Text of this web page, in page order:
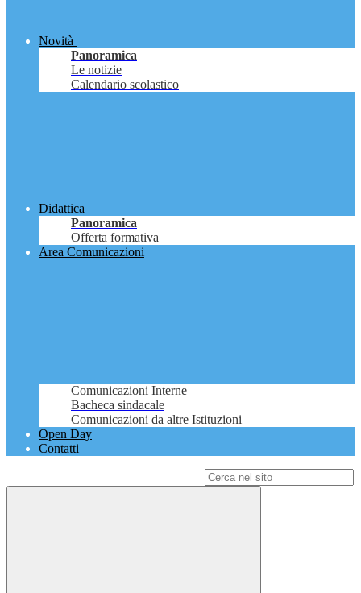
Novità
Panoramica
Le notizie
Calendario scolastico
Didattica
Panoramica
Offerta formativa
Area Comunicazioni
Comunicazioni Interne
Bacheca sindacale
Comunicazioni da altre Istituzioni
Open Day
Contatti